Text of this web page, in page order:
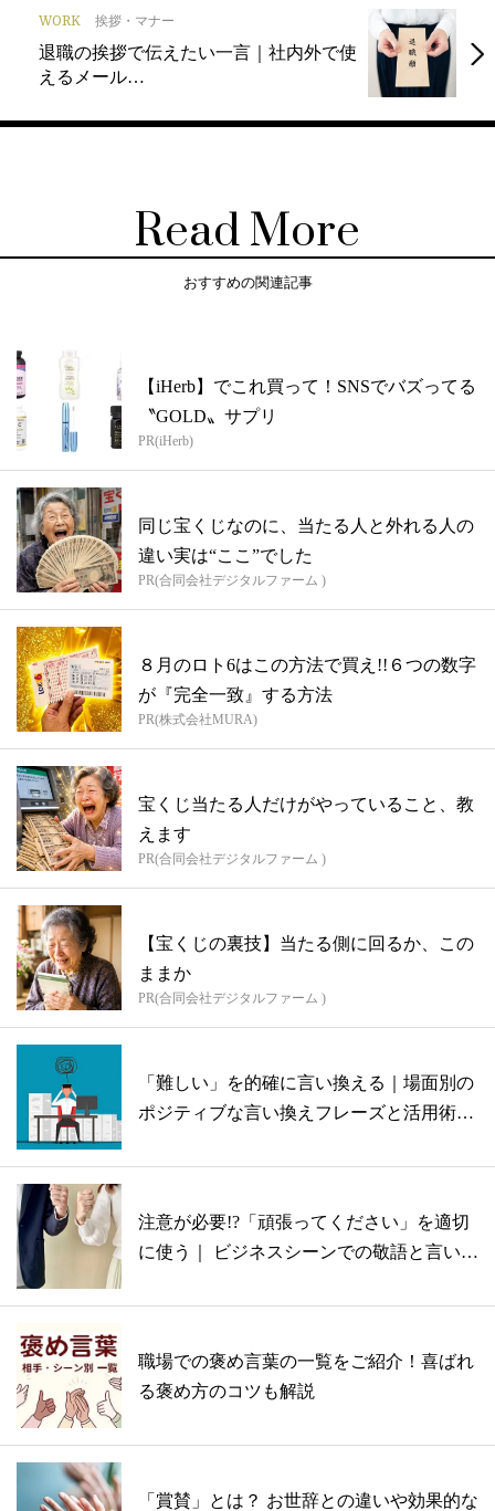
WORK 挨拶・マナー
退職の挨拶で伝えたい一言｜社内外で使
えるメール…
Read More
おすすめの関連記事
【iHerb】でこれ買って！SNSでバズってる
〝GOLD〟サプリ
PR(iHerb)
同じ宝くじなのに、当たる人と外れる人の
違い実は“ここ”でした
PR(合同会社デジタルファーム )
８月のロト6はこの方法で買え!!６つの数字
が『完全一致』する方法
PR(株式会社MURA)
宝くじ当たる人だけがやっていること、教
えます
PR(合同会社デジタルファーム )
【宝くじの裏技】当たる側に回るか、この
ままか
PR(合同会社デジタルファーム )
「難しい」を的確に言い換える｜場面別の
ポジティブな言い換えフレーズと活用術を
注意が必要!?「頑張ってください」を適切
に使う｜ ビジネスシーンでの敬語と言い
職場での褒め言葉の一覧をご紹介！喜ばれ
る褒め方のコツも解説
「賞賛」とは？ お世辞との違いや効果的な